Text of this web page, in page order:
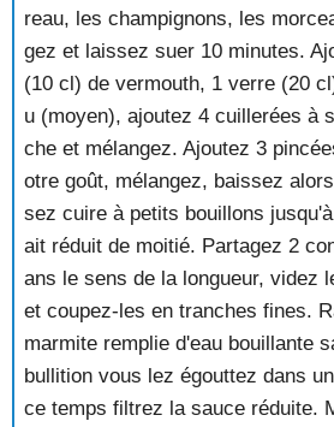
CRABE DU PECHEUR
CRABE EN COCOTTE
CRABE EN COCOTTE A LA
CRABE FARCI
CRABE FARCI A LA BRETONNE
CRABE FARCI A LA CREOLE
CRABE FARCI AU GOUDA
CRABE FLAMBE
CRABE MATOUTOU
CRABE NOUVELLE ORLEANS
CRABE TARTARE
CREME DE CRABE ET DE
CREME DE CREVETTES
CREPES AUX FRUITS DE MER
reau, les champignons, les
gez et laissez suer 10 minutes.
(10 cl) de vermouth, 1 verre (20
u (moyen), ajoutez 4 cuillerées à
che et mélangez. Ajoutez 3
otre goût, mélangez, baissez
sez cuire à petits bouillons
ait réduit de moitié. Partagez 2
ans le sens de la longueur, videz
et coupez-les en tranches fines.
marmite remplie d'eau bouillante
bullition vous lez égouttez dans
ce temps filtrez la sauce réduite.